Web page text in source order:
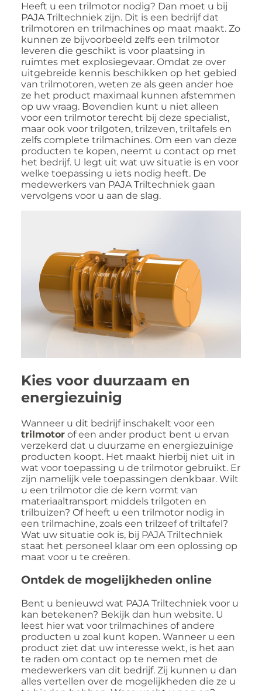
Heeft u een trilmotor nodig? Dan moet u bij
PAJA Triltechniek zijn. Dit is een bedrijf dat
trilmotoren en trilmachines op maat maakt. Zo
kunnen ze bijvoorbeeld zelfs een trilmotor
leveren die geschikt is voor plaatsing in
ruimtes met explosiegevaar. Omdat ze over
uitgebreide kennis beschikken op het gebied
van trilmotoren, weten ze als geen ander hoe
ze het product maximaal kunnen afstemmen
op uw vraag. Bovendien kunt u niet alleen
voor een trilmotor terecht bij deze specialist,
maar ook voor trilgoten, trilzeven, triltafels en
zelfs complete trilmachines. Om een van deze
producten te kopen, neemt u contact op met
het bedrijf. U legt uit wat uw situatie is en voor
welke toepassing u iets nodig heeft. De
medewerkers van PAJA Triltechniek gaan
vervolgens voor u aan de slag.
Kies voor duurzaam en
energiezuinig
Wanneer u dit bedrijf inschakelt voor een
trilmotor of een ander product bent u ervan
verzekerd dat u duurzame en energiezuinige
producten koopt. Het maakt hierbij niet uit in
wat voor toepassing u de trilmotor gebruikt. Er
zijn namelijk vele toepassingen denkbaar. Wilt
u een trilmotor die de kern vormt van
materiaaltransport middels trilgoten en
trilbuizen? Of heeft u een trilmotor nodig in
een trilmachine, zoals een trilzeef of triltafel?
Wat uw situatie ook is, bij PAJA Triltechniek
staat het personeel klaar om een oplossing op
maat voor u te creëren.
Ontdek de mogelijkheden online
Bent u benieuwd wat PAJA Triltechniek voor u
kan betekenen? Bekijk dan hun website. U
leest hier wat voor trilmachines of andere
producten u zoal kunt kopen. Wanneer u een
product ziet dat uw interesse wekt, is het aan
te raden om contact op te nemen met de
medewerkers van dit bedrijf. Zij kunnen u dan
alles vertellen over de mogelijkheden die ze u